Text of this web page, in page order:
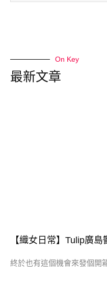
On Key
最新文章
【織女日常】Tulip廣
終於也有這個機會來發個開